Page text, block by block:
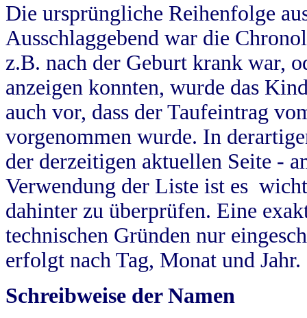
Die ursprüngliche Reihenfolge
Ausschlaggebend war die
z.B. nach der Geburt krank war,
anzeigen konnten, wurde das
auch vor, dass der Taufeintrag
vorgenommen wurde. In
der derzeitigen aktuellen Seite -
Verwendung der Liste ist es
dahinter zu überprüfen. Eine
technischen Gründen nur
erfolgt nach Tag, Monat und Jahr.
Schreibweise der Namen